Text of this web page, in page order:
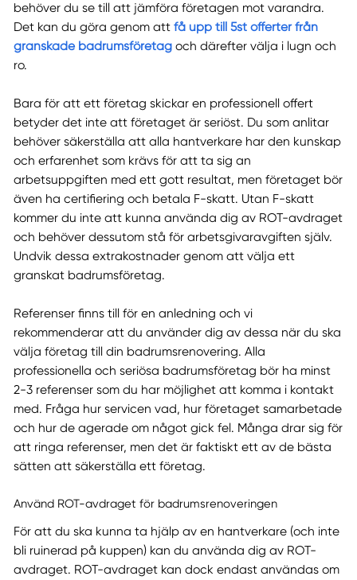
behöver du se till att jämföra företagen mot varandra.
Det kan du göra genom att få upp till 5st offerter från
granskade badrumsföretagoch därefter välja i lugn och
ro.
Bara för att ett företag skickar en professionell offert
betyder det inte att företaget är seriöst. Du som anlitar
behöver säkerställa att alla hantverkare har den kunskap
och erfarenhet som krävs för att ta sig an
arbetsuppgiften med ett gott resultat, men företaget bör
även ha certifiering och betala F-skatt. Utan F-skatt
kommer du inte att kunna använda dig av ROT-avdraget
och behöver dessutom stå för arbetsgivaravgiften själv.
Undvik dessa extrakostnader genom att välja ett
granskat badrumsföretag.
Referenser finns till för en anledning och vi
rekommenderar att du använder dig av dessa när du ska
välja företag till din badrumsrenovering. Alla
professionella och seriösa badrumsföretag bör ha minst
2-3 referenser som du har möjlighet att komma i kontakt
med. Fråga hur servicen vad, hur företaget samarbetade
och hur de agerade om något gick fel. Många drar sig för
att ringa referenser, men det är faktiskt ett av de bästa
sätten att säkerställa ett företag.
Använd ROT-avdraget för badrumsrenoveringen
För att du ska kunna ta hjälp av en hantverkare (och inte
bli ruinerad på kuppen) kan du använda dig av ROT-
avdraget. ROT-avdraget kan dock endast användas om